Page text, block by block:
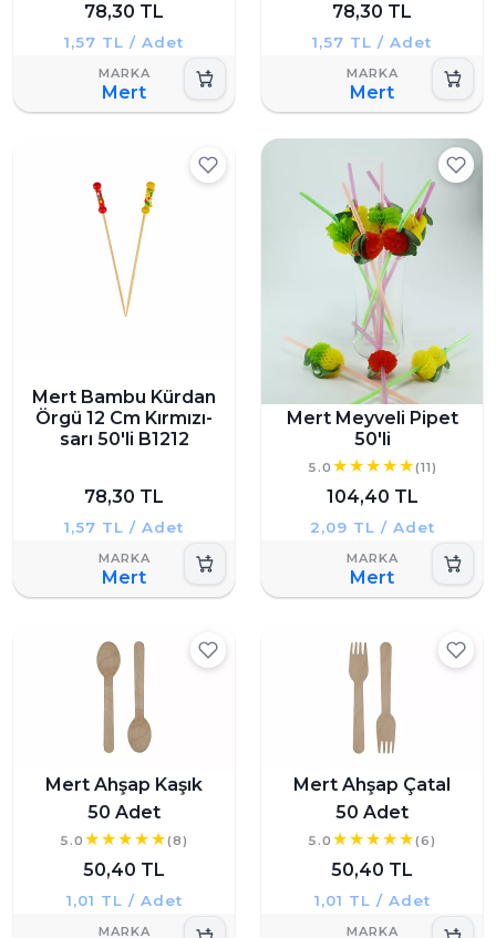
78,30 TL
1,57 TL / Adet
Mert
78,30 TL
1,57 TL / Adet
Mert
Mert Bambu Kürdan
Örgü 12 Cm Kırmızı-
sarı 50'li B1212
78,30 TL
1,57 TL / Adet
Mert
Mert Meyveli Pipet
50'li
5.0 (11)
104,40 TL
2,09 TL / Adet
Mert
Mert Ahşap Kaşık
50 Adet
5.0 (8)
50,40 TL
1,01 TL / Adet
Mert Ahşap Çatal
50 Adet
5.0 (6)
50,40 TL
1,01 TL / Adet